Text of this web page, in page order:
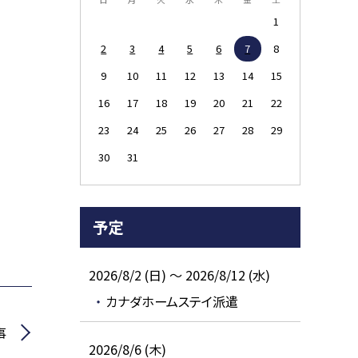
1
2
3 4 5 6 7
8
9
10 11 12 13 14
15
16
17 18 19 20 21
22
23
24 25 26 27 28
29
30
31
予定
2026/8/2 (日) ～ 2026/8/12 (水)
カナダホームステイ派遣
2026/8/6 (木)